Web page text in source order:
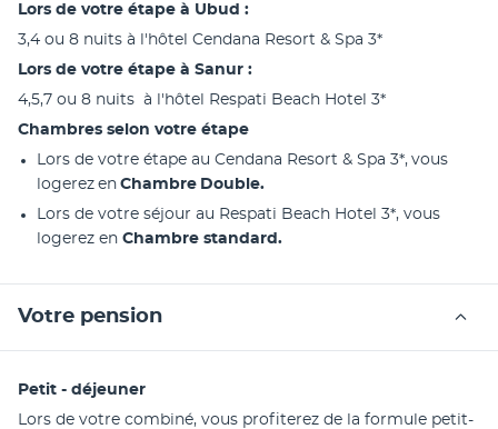
Lors de votre étape à Ubud :
3,4 ou 8 nuits à l'hôtel Cendana Resort & Spa 3*
Lors de votre étape à Sanur :
4,5,7 ou 8 nuits  à l'hôtel Respati Beach Hotel 3*
Chambres selon votre étape
Lors de votre étape au Cendana Resort & Spa 3*, vous
logerez en Chambre Double.
Lors de votre séjour au Respati Beach Hotel 3*, vous
logerez en Chambre standard.
Votre pension
Petit - déjeuner
Lors de votre combiné, vous profiterez de la formule petit-